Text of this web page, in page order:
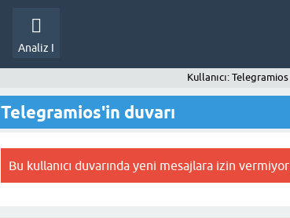
Analiz I
Kullanıcı: Telegramios
Telegramios'in duvarı
Bu kullanıcı duvarında yeni mesajlara izin vermiyor